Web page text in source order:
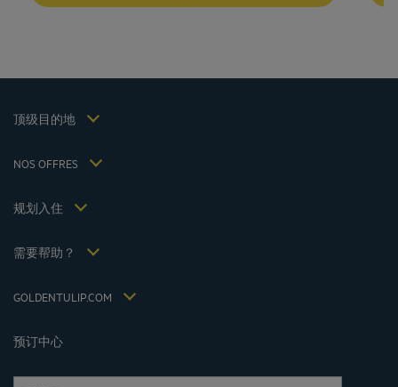
顶级目的地
昆明酒店
上海酒店
Hôtels Saint-Malo
NOS OFFRES
逍遥游优惠（含早餐）
规划入住
会议和活动
需要帮助？
常见问答
GOLDENTULIP.COM
个人数据政策
Flavours Instant Benefit 通用使用条款和条件
Politiques de taxes 2023
税收政策 2021
Jin Jiang International
预订中心